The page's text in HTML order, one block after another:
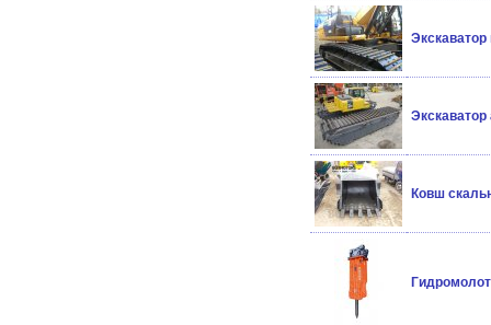
Экскаватор
Ковш